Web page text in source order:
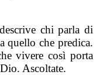
chi parla di
quello che predica.
vivere così porta
Ascoltate.